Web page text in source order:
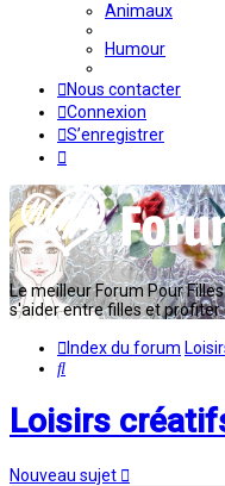
Animaux
Humour
Nous contacter
Connexion
S’enregistrer
Le meilleur Forum Pour
s'aider entre filles et profiter
Index du forum
Rechercher
Loisirs
Nouveau sujet